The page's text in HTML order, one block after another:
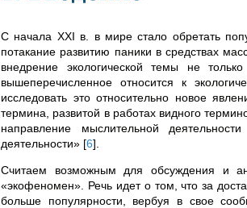
С начала XXI в. в мире стало обретать
потакание развитию паники в средствах
внедрение экологической темы не
вышеперечисленное относится к
исследовать это относительно новое
термина, развитой в работах видного
направление мыслительной
деятельности» [6]
Считаем возможным для обсуждения и
«экофеномен». Речь идет о том, что за
больше популярности, вербуя в свое